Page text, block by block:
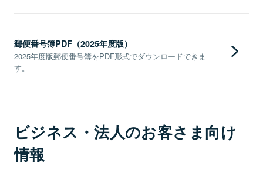
郵便番号簿PDF（2025年度版）
2025年度版郵便番号簿をPDF形式でダウンロードできま
す。
ビジネス・法人のお客さま向け
情報